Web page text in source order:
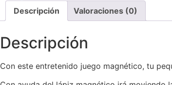
Descripción
Valoraciones (0)
Descripción
Con este entretenido juego magnético, tu